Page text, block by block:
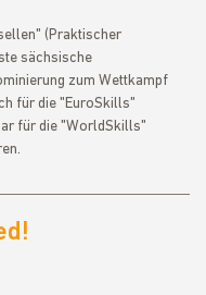
(Praktischer
sächsische
zum Wettkampf
für die "EuroSkills"
für die "WorldSkills"